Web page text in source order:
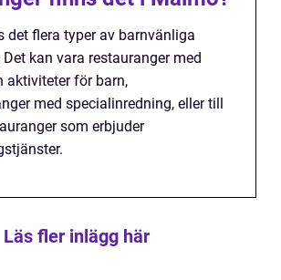
det flera typer av barnvänliga
kan vara restauranger med
aktiviteter för barn,
med specialinredning, eller till
som erbjuder
Läs fler inlägg här